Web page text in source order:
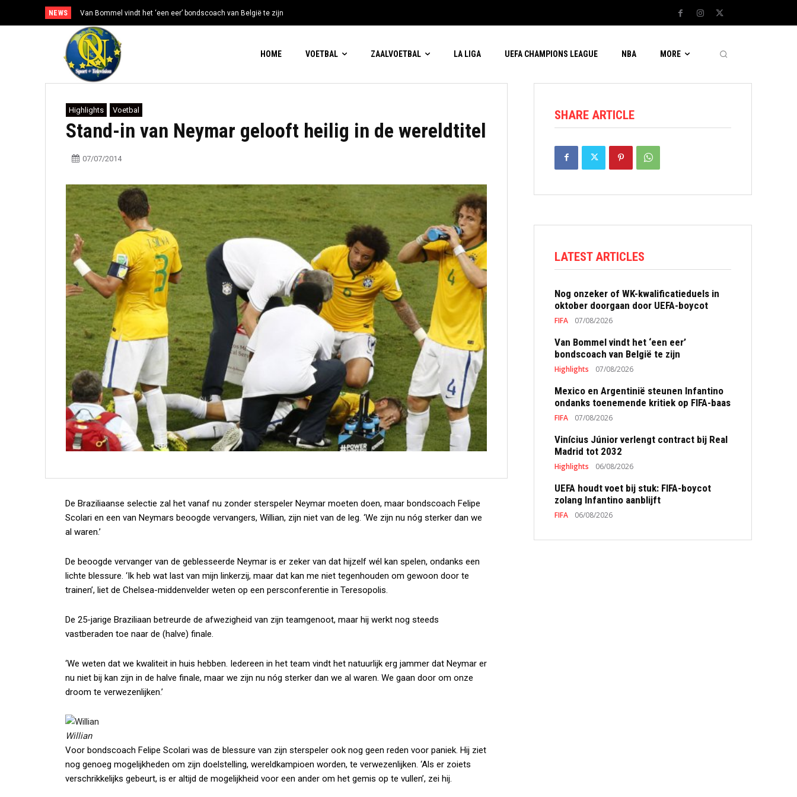
NEWS Van Bommel vindt het ‘een eer’ bondscoach van België te zijn
HOME VOETBAL ZAALVOETBAL LA LIGA UEFA CHAMPIONS LEAGUE NBA MORE
Highlights Voetbal
Stand-in van Neymar gelooft heilig in de wereldtitel
07/07/2014
De Braziliaanse selectie zal het vanaf nu zonder sterspeler Neymar moeten doen, maar bondscoach Felipe
Scolari en een van Neymars beoogde vervangers, Willian, zijn niet van de leg. ‘We zijn nu nóg sterker dan we
al waren.’
De beoogde vervanger van de geblesseerde Neymar is er zeker van dat hijzelf wél kan spelen, ondanks een
lichte blessure. ‘Ik heb wat last van mijn linkerzij, maar dat kan me niet tegenhouden om gewoon door te
trainen’, liet de Chelsea-middenvelder weten op een persconferentie in Teresopolis.
De 25-jarige Braziliaan betreurde de afwezigheid van zijn teamgenoot, maar hij werkt nog steeds
vastberaden toe naar de (halve) finale.
‘We weten dat we kwaliteit in huis hebben. Iedereen in het team vindt het natuurlijk erg jammer dat Neymar er
nu niet bij kan zijn in de halve finale, maar we zijn nu nóg sterker dan we al waren. We gaan door om onze
droom te verwezenlijken.’
Willian
Voor bondscoach Felipe Scolari was de blessure van zijn sterspeler ook nog geen reden voor paniek. Hij ziet
nog genoeg mogelijkheden om zijn doelstelling, wereldkampioen worden, te verwezenlijken. ‘Als er zoiets
verschrikkelijks gebeurt, is er altijd de mogelijkheid voor een ander om het gemis op te vullen’, zei hij.
SHARE ARTICLE
LATEST ARTICLES
Nog onzeker of WK-kwalificatieduels in
oktober doorgaan door UEFA-boycot
FIFA 07/08/2026
Van Bommel vindt het ‘een eer’
bondscoach van België te zijn
Highlights 07/08/2026
Mexico en Argentinië steunen Infantino
ondanks toenemende kritiek op FIFA-baas
FIFA 07/08/2026
Vinícius Júnior verlengt contract bij Real
Madrid tot 2032
Highlights 06/08/2026
UEFA houdt voet bij stuk: FIFA-boycot
zolang Infantino aanblijft
FIFA 06/08/2026